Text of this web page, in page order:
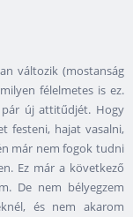
változik (mostanság
félelmetes is ez.
pár új attitűdjét. Hogy
festeni, hajat vasalni,
már nem fogok tudni
Ez már a következő
De nem bélyegzem
és nem akarom